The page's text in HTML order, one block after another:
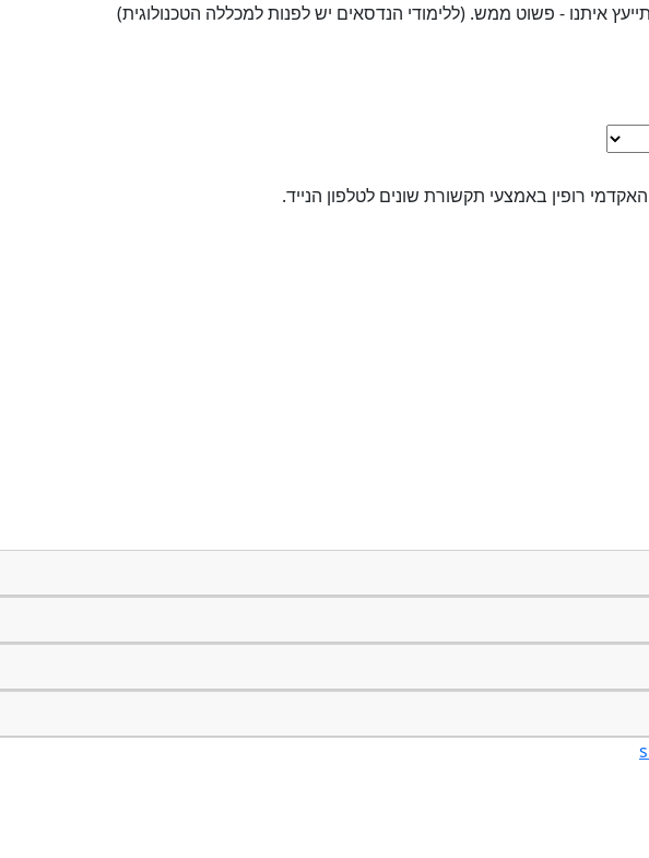
איתנו - פשוט ממש. (ללימודי הנדסאים יש לפנות למכללה הטכנולוגית)
רופין באמצעי תקשורת שונים לטלפון הנייד.